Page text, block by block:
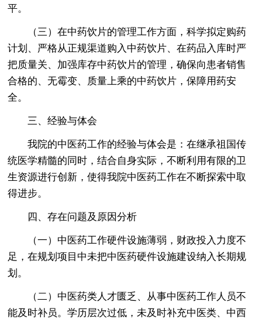
平。
（三）在中药饮片的管理工作方面，科学拟定购药
计划、严格从正规渠道购入中药饮片、在药品入库时严
把质量关、加强库存中药饮片的管理，确保向患者销售
合格的、无霉变、质量上乘的中药饮片，保障用药安
全。
三、经验与体会
我院的中医药工作的经验与体会是：在继承祖国传
统医学精髓的同时，结合自身实际，不断利用有限的卫
生资源进行创新，使得我院中医药工作在不断探索中取
得进步。
四、存在问题及原因分析
（一）中医药工作硬件设施薄弱，财政投入力度不
足，在规划项目中未把中医药硬件设施建设纳入长期规
划。
（二）中医药类人才匮乏、从事中医药工作人员不
能及时补员。学历层次过低，未及时补充中医类、中西